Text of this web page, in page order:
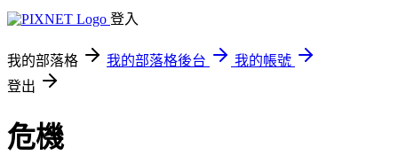
登入
我的部落格 我的部落格後台
我的帳號
登出
危機